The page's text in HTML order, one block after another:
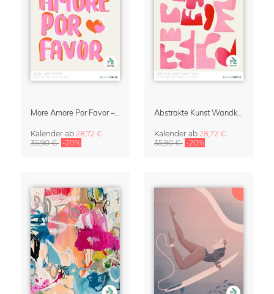
More Amore Por Favor – Typographie Kalender 2027
Kalender ab 28,72 €
35,90 € -20%
Abstrakte Kunst Wandkalender 2027 – Simple Abstraction
Kalender ab 28,72 €
35,90 € -20%